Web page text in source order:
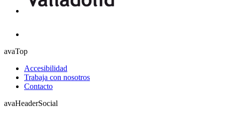
avaTop
Accesibilidad
Trabaja con nosotros
Contacto
avaHeaderSocial